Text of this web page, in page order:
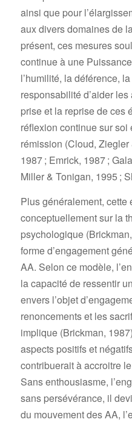
ainsi que pour
aux divers domaines de
présent, ces mesures
continue à une
l’humilité, la déférence,
responsabilité d’aider
prise et la reprise de ces
réflexion continue sur soi
rémission (Cloud,
1987 ; Emrick, 1987 ;
Miller & Tonigan, 1995 ;
Plus généralement, cette
conceptuellement sur la
psychologique
forme d’engagement
AA. Selon ce modèle,
la capacité de ressentir
envers l’objet
renoncements et les
implique (Brickman,
aspects positifs et
contribuerait à accroitre
Sans enthousiasme,
sans persévérance, il
du mouvement des AA,